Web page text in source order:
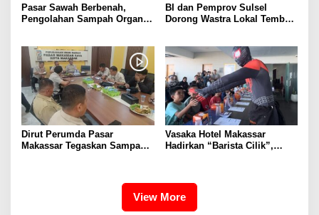
Pasar Sawah Berbenah,
Pengolahan Sampah Organik
BI dan Pemprov Sulsel
Dorong Wastra Lokal Tembus
Dirut Perumda Pasar
Makassar Tegaskan Sampah
Vasaka Hotel Makassar
Hadirkan “Barista Cilik”,
View More